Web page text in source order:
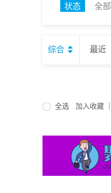
状态 全部
综合 最近
全选 加入收藏 |